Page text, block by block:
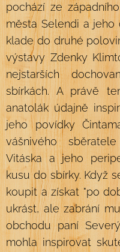
pochází ze
města Selendi a
klade do druhé
výstavy Zdenky
nejstarších
sbírkách. A právě
anatolák údajně
jeho povídky
vášnivého
Vitáska a jeho
kusu do sbírky. Když
koupit a získat "po
ukrást, ale zabrání
obchodu paní
mohla inspirovat